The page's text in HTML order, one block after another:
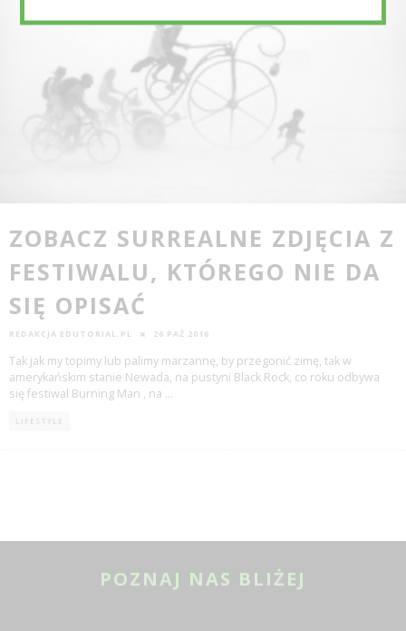
ZOBACZ SURREALNE ZDJĘCIA Z
FESTIWALU, KTÓREGO NIE DA
SIĘ OPISAĆ
REDAKCJA EDUTORIAL.PL 26 PAŹ 2016
Tak jak my topimy lub palimy marzannę, by przegonić zimę, tak w
amerykańskim stanie Newada, na pustyni Black Rock, co roku odbywa
się festiwal Burning Man , na ...
LIFESTYLE
POZNAJ NAS BLIŻEJ